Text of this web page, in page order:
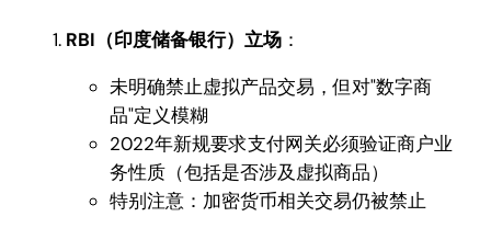
RBI（印度储备银行）立场 ：
未明确禁止虚拟产品交易，但对"数字商
品"定义模糊
2022年新规要求支付网关必须验证商户业
务性质（包括是否涉及虚拟商品）
特别注意：加密货币相关交易仍被禁止